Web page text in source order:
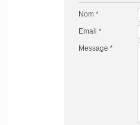
Nom *
Email *
Message *